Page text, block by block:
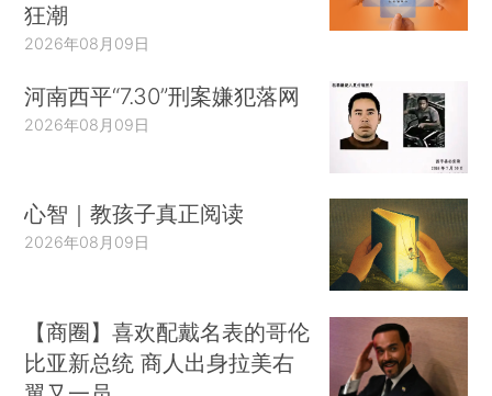
狂潮
2026年08月09日
河南西平“7.30”刑案嫌犯落网
2026年08月09日
心智｜教孩子真正阅读
2026年08月09日
【商圈】喜欢配戴名表的哥伦
比亚新总统 商人出身拉美右